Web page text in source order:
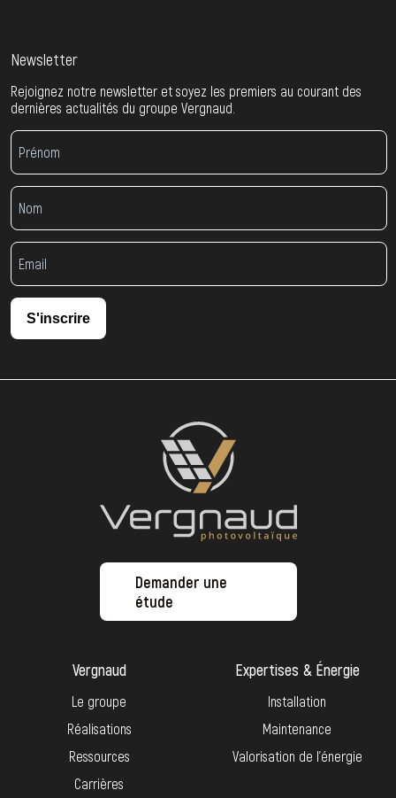
Newsletter
Rejoignez notre newsletter et soyez les premiers au courant des
dernières actualités du groupe Vergnaud.
S'inscrire
Demander une
étude
Vergnaud
Le groupe
Réalisations
Ressources
Carrières
Expertises & Énergie
Installation
Maintenance
Valorisation de l’énergie